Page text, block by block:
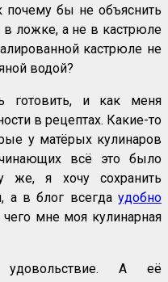
почему бы не объяснить
в ложке, а не в кастрюле
кастрюле не
водой?
готовить, и как меня
в рецептах. Какие-то
у матёрых кулинаров
всё это было
же, я хочу сохранить
а в блог всегда удобно
мне моя кулинарная
удовольствие. А её